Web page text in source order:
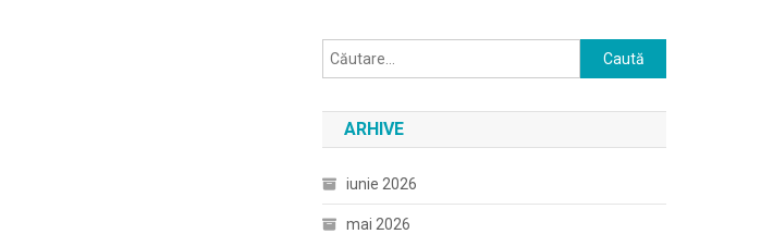
Caută
după:
ARHIVE
iunie 2026
mai 2026